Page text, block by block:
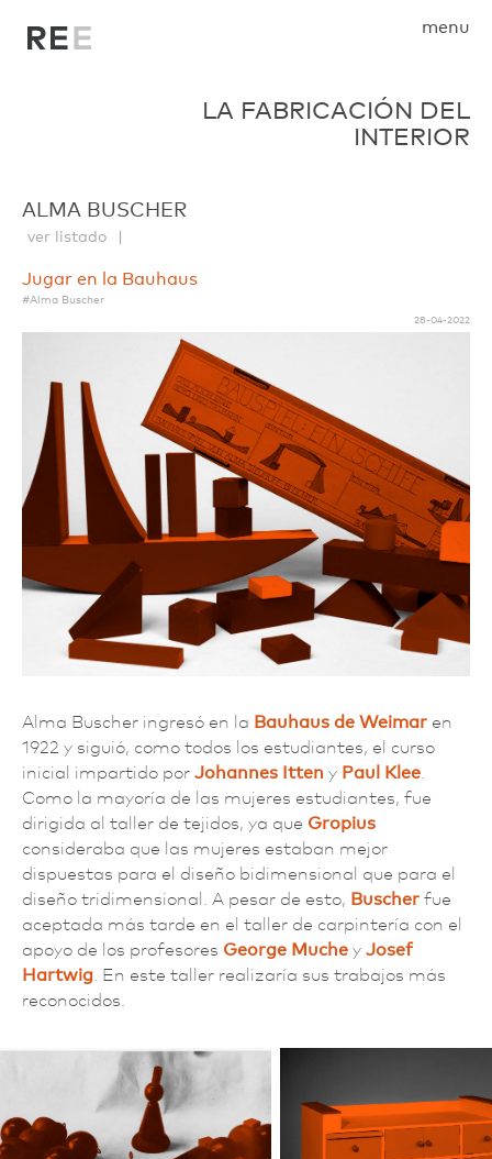
menu
LA FABRICACIÓN DEL
INTERIOR
ALMA BUSCHER
ver listado
Jugar en la Bauhaus
#Alma Buscher
28-04-2022
Alma Buscher ingresó en la Bauhaus de Weimar en
1922 y siguió, como todos los estudiantes, el curso
inicial impartido por Johannes Itten y Paul Klee
Como la mayoría de las mujeres estudiantes, fue
dirigida al taller de tejidos, ya que Gropius
consideraba que las mujeres estaban mejor
dispuestas para el diseño bidimensional que para el
diseño tridimensional. A pesar de esto, Buscher fue
aceptada más tarde en el taller de carpintería con el
apoyo de los profesores George Muche y Josef
Hartwig . En este taller realizaría sus trabajos más
reconocidos.